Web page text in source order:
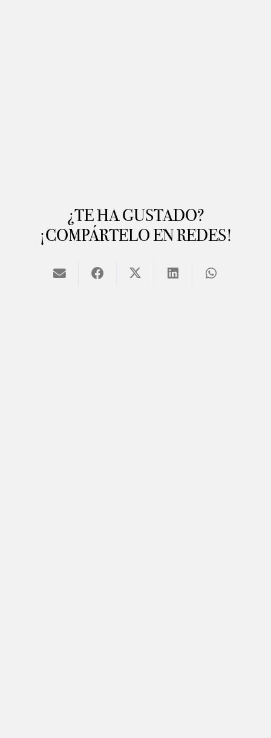
¿TE HA GUSTADO?
¡COMPÁRTELO EN REDES!